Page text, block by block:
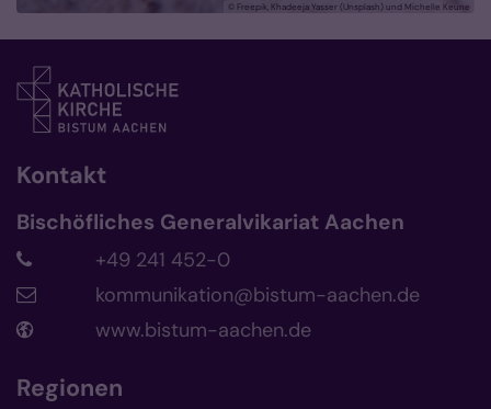
© Freepik, Khadeeja Yasser (Unsplash) und Michelle Keune
Kontakt
Bischöfliches Generalvikariat Aachen
+49 241 452-0
kommunikation@bistum-aachen.de
www.bistum-aachen.de
Regionen